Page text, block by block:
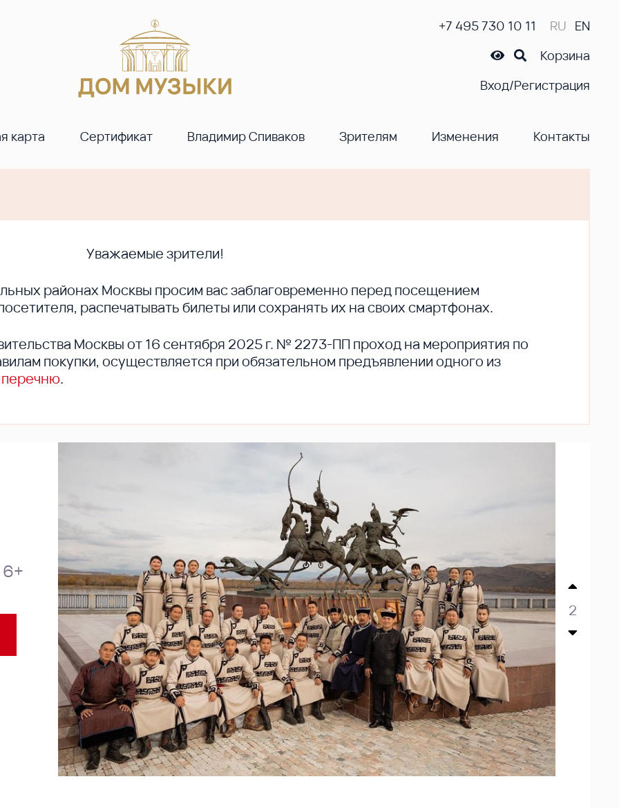
+7 495 730 10 11 RU EN
Корзина
Вход/Регистрация
карта Сертификат Владимир Спиваков Зрителям Изменения Контакты
Уважаемые зрители!
районах Москвы просим вас заблаговременно перед посещением
распечатывать билеты или сохранять их на своих смартфонах.
Москвы от 16 сентября 2025 г. № 2273-ПП проход на мероприятия по
покупки, осуществляется при обязательном предъявлении одного из
.
6+
2